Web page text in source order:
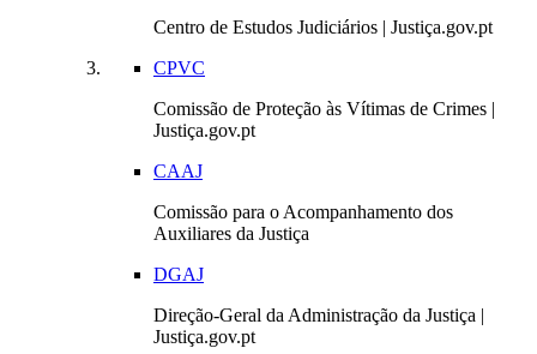
Centro de Estudos Judiciários | Justiça.gov.pt
CPVC
Comissão de Proteção às Vítimas de Crimes |
Justiça.gov.pt
CAAJ
Comissão para o Acompanhamento dos
Auxiliares da Justiça
DGAJ
Direção-Geral da Administração da Justiça |
Justiça.gov.pt